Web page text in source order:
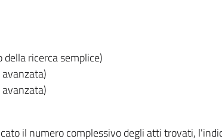
ricerca semplice)
il numero complessivo degli atti trovati,